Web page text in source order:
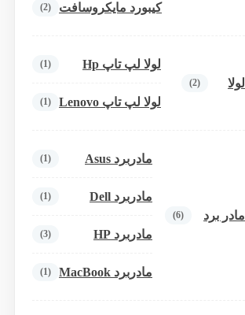
کیبورد مایکروسافت (2)
لولا (2)
لولا لپ تاپ Hp (1)
لولا لپ تاپ Lenovo (1)
مادر برد (6)
مادربرد Asus (1)
مادربرد Dell (1)
مادربرد HP (3)
مادربرد MacBook (1)